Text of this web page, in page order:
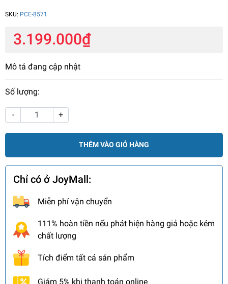
SKU: PCE-8571
3.199.000₫
Mô tả đang cập nhật
Số lượng:
- +
THÊM VÀO GIỎ HÀNG
Chỉ có ở JoyMall:
Miễn phí vận chuyển
111% hoàn tiền nếu phát hiện hàng giả hoặc kém
chất lượng
Tích điểm tất cả sản phẩm
Giảm 5% khi thanh toán online